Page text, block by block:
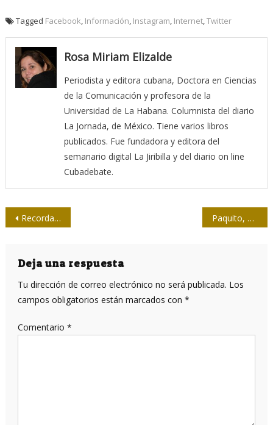
Tagged Facebook Información Instagram Internet, Twitter
Rosa Miriam Elizalde
Periodista y editora cubana, Doctora en Ciencias
de la Comunicación y profesora de la
Universidad de La Habana. Columnista del diario
La Jornada, de México. Tiene varios libros
publicados. Fue fundadora y editora del
semanario digital La Jiribilla y del diario on line
Cubadebate.
Navegación
entradas
Recordando a Carlos Paquito, el de Feria
Deja una respuesta
Tu dirección de correo electrónico no será publicada. Los
campos obligatorios están marcados con *
Comentario *